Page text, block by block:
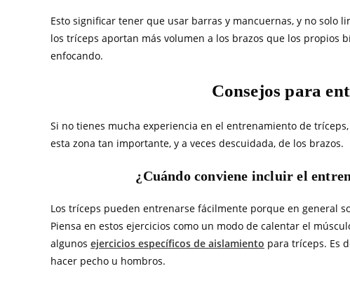
Esto significar tener que usar barras y mancuernas, y no solo
los tríceps aportan más volumen a los brazos que los propios
enfocando.
Consejos para
Si no tienes mucha experiencia en el entrenamiento de
esta zona tan importante, y a veces descuidada, de los brazos.
¿Cuándo conviene incluir el
Los tríceps pueden entrenarse fácilmente porque en general
Piensa en estos ejercicios como un modo de calentar el
algunos ejercicios específicos de aislamiento para tríceps. Es
hacer pecho u hombros.